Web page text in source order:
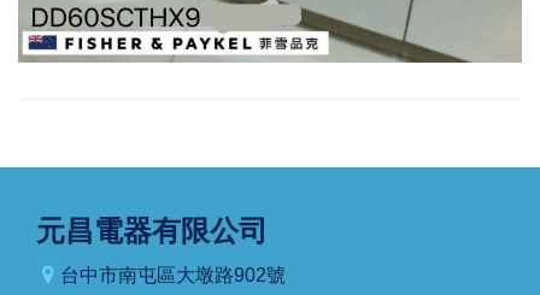
元昌電器有限公司
台中市南屯區大墩路902號